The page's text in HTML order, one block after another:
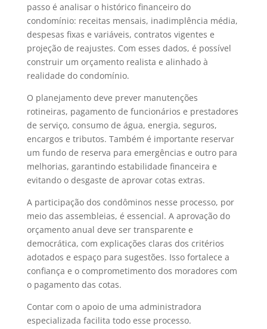
passo é analisar o histórico financeiro do
condomínio: receitas mensais, inadimplência média,
despesas fixas e variáveis, contratos vigentes e
projeção de reajustes. Com esses dados, é possível
construir um orçamento realista e alinhado à
realidade do condomínio.
O planejamento deve prever manutenções
rotineiras, pagamento de funcionários e prestadores
de serviço, consumo de água, energia, seguros,
encargos e tributos. Também é importante reservar
um fundo de reserva para emergências e outro para
melhorias, garantindo estabilidade financeira e
evitando o desgaste de aprovar cotas extras.
A participação dos condôminos nesse processo, por
meio das assembleias, é essencial. A aprovação do
orçamento anual deve ser transparente e
democrática, com explicações claras dos critérios
adotados e espaço para sugestões. Isso fortalece a
confiança e o comprometimento dos moradores com
o pagamento das cotas.
Contar com o apoio de uma administradora
especializada facilita todo esse processo.